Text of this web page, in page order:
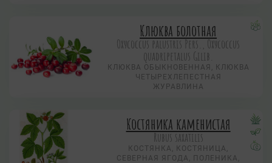
Клюква болотная
Охусоccus palustris Pers., Охусоccus
quadripetalus Gilib.
КЛЮКВА ОБЫКНОВЕННАЯ, КЛЮКВА
ЧЕТЫРЕХЛЕПЕСТНАЯ
ЖУРАВЛИНА
Костяника каменистая
Rubus saxatilis
КОСТЯНКА, КОСТЯНИЦА,
СЕВЕРНАЯ ЯГОДА, ПОЛЕНИКА,